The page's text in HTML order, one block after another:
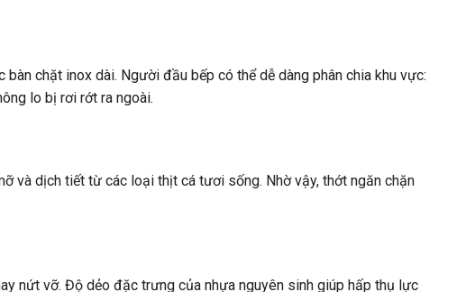
chặt inox dài. Người đầu bếp có thể dễ dàng phân chia khu vực:
lo bị rơi rớt ra ngoài.
và dịch tiết từ các loại thịt cá tươi sống. Nhờ vậy, thớt ngăn chặn
nứt vỡ. Độ dẻo đặc trưng của nhựa nguyên sinh giúp hấp thụ lực